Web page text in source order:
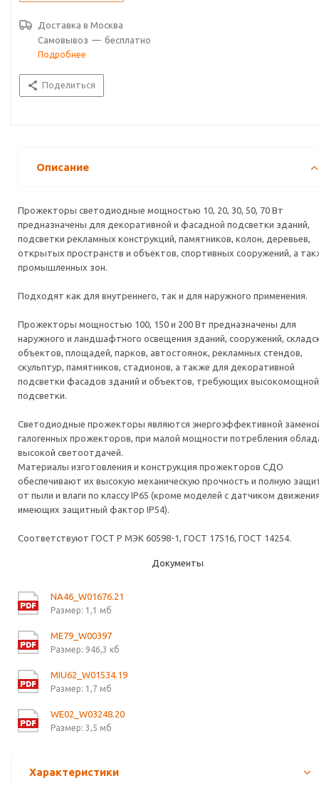
заменой галогенных прожекторов, при малой мощности
потребления обладают высокой светоотдачей.
Материалы изготовления и конструкция прожекторов СДО
обеспечивают их высокую механическую прочность и полную
защиту от пыли и влаги по классу IP65 (кроме моделей с датчиком
Доставка в Москва
Самовывоз — бесплатно
Подробнее
Поделиться
Описание
Прожекторы светодиодные мощностью 10, 20, 30, 50, 70 Вт
предназначены для декоративной и фасадной подсветки зданий,
подсветки рекламных конструкций, памятников, колон, деревьев,
открытых пространств и объектов, спортивных сооружений, а
промышленных зон.
Подходят как для внутреннего, так и для наружного применения.
Прожекторы мощностью 100, 150 и 200 Вт предназначены для
наружного и ландшафтного освещения зданий, сооружений,
объектов, площадей, парков, автостоянок, рекламных стендов,
скульптур, памятников, стадионов, а также для декоративной
подсветки фасадов зданий и объектов, требующих высокомощной
подсветки.
Светодиодные прожекторы являются энергоэффективной
галогенных прожекторов, при малой мощности потребления
высокой светоотдачей.
Материалы изготовления и конструкция прожекторов СДО
обеспечивают их высокую механическую прочность и полную
от пыли и влаги по классу IP65 (кроме моделей с датчиком
имеющих защитный фактор IP54).
Соответствуют ГОСТ Р МЭК 60598-1, ГОСТ 17516, ГОСТ 14254.
Документы
NA46_W01676.21
Размер: 1,1 мб
ME79_W00397
Размер: 946,3 кб
MIU62_W01534.19
Размер: 1,7 мб
WE02_W03248.20
Размер: 3,5 мб
Характеристики